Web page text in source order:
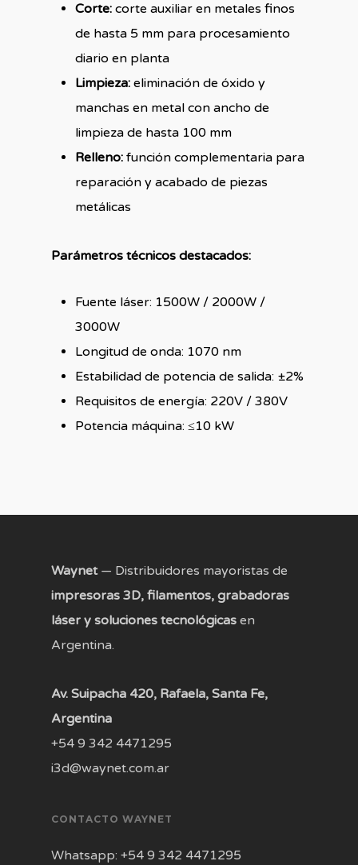
Corte: corte auxiliar en metales finos
de hasta 5 mm para procesamiento
diario en planta
Limpieza: eliminación de óxido y
manchas en metal con ancho de
limpieza de hasta 100 mm
Relleno: función complementaria para
reparación y acabado de piezas
metálicas
Parámetros técnicos destacados:
Fuente láser: 1500W / 2000W /
3000W
Longitud de onda: 1070 nm
Estabilidad de potencia de salida: ±2%
Requisitos de energía: 220V / 380V
Potencia máquina: ≤10 kW
Waynet— Distribuidores mayoristas de
impresoras 3D, filamentos, grabadoras
láser y soluciones tecnológicas en
Argentina.
Av. Suipacha 420, Rafaela, Santa Fe,
Argentina
+54 9 342 4471295
i3d@waynet.com.ar
CONTACTO WAYNET
Whatsapp: +54 9 342 4471295